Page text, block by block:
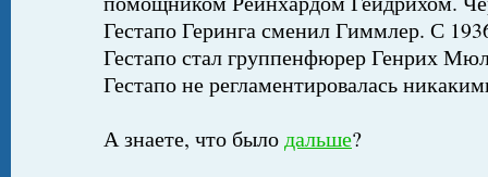
Гестапо Геринга сменил Гиммлер. С
Гестапо стал группенфюрер Генрих
Гестапо не регламентировалась
А знаете, что былодальше?